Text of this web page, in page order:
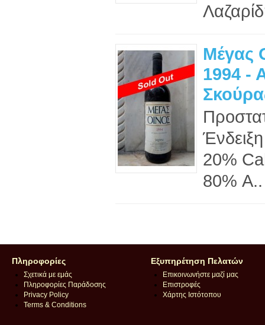
Μέγας
1994 -
20%
80% Α..
Πληροφορίες
Σχετικά με εμάς
Πληροφορίες Παράδοσης
Privacy Policy
Terms & Conditions
Εξυπηρέτηση Πελατών
Επικοινωνήστε μαζί μας
Επιστροφές
Χάρτης Ιστότοπου